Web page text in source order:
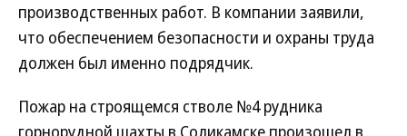
производственных работ. В компании заявили,
что обеспечением безопасности и охраны труда
должен был именно подрядчик.
Пожар на строящемся стволе №4 рудника
горнорудной шахты в Соликамске произошел в